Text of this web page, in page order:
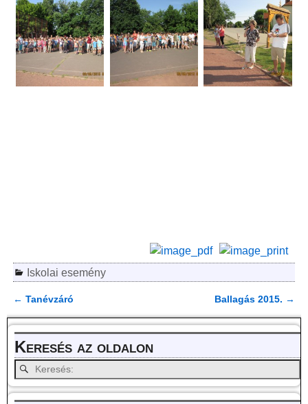
Iskolai esemény
Bejegyzés navigáció
← Tanévzáró Ballagás 2015. →
Keresés az oldalon